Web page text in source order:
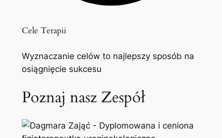
Cele Terapii
Wyznaczanie celów to najlepszy sposób na
osiągnięcie sukcesu
Poznaj nasz Zespół